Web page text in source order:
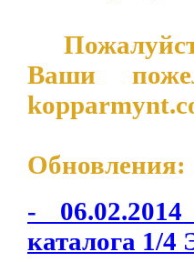
Ваши
Обновления:
-
каталога 1/4